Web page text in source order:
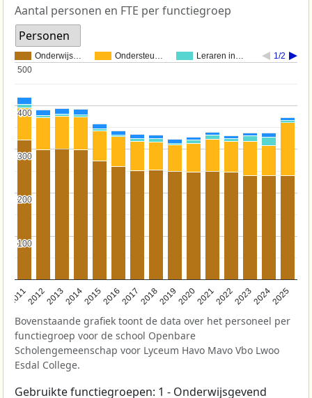
Aantal personen en FTE per functiegroep
Personen
Onderwijs… Ondersteu… Leraren in… 1/2
201120122013201420152016201720182019202020212022202320242025
100
100
200
200
300
300
400
400
500
500
Bovenstaande grafiek toont de data over het personeel per
functiegroep voor de school Openbare
Scholengemeenschap voor Lyceum Havo Mavo Vbo Lwoo
Esdal College.
Gebruikte functiegroepen: 1 - Onderwijsgevend